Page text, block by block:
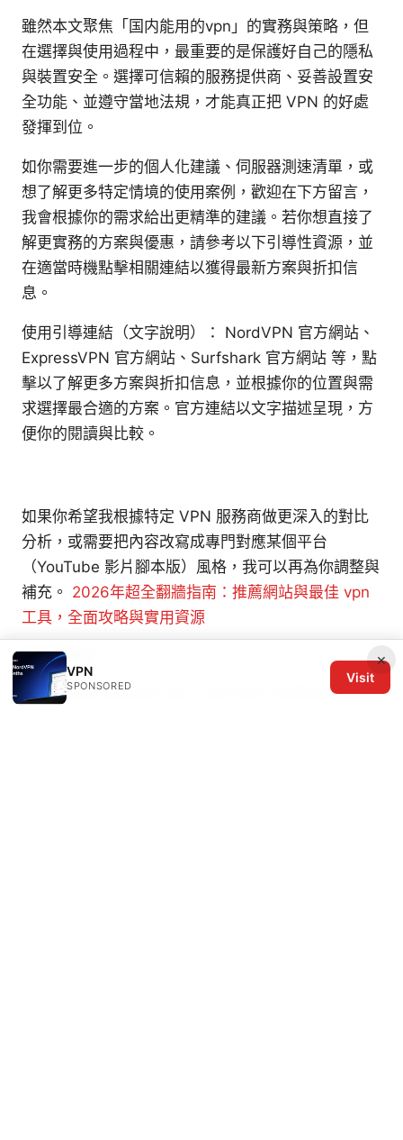
雖然本文聚焦「国内能用的vpn」的實務與策略，但
在選擇與使用過程中，最重要的是保護好自己的隱私
與裝置安全。選擇可信賴的服務提供商、妥善設置安
全功能、並遵守當地法規，才能真正把 VPN 的好處
發揮到位。
如你需要進一步的個人化建議、伺服器測速清單，或
想了解更多特定情境的使用案例，歡迎在下方留言，
我會根據你的需求給出更精準的建議。若你想直接了
解更實務的方案與優惠，請參考以下引導性資源，並
在適當時機點擊相關連結以獲得最新方案與折扣信
息。
使用引導連結（文字說明）： NordVPN 官方網站、
ExpressVPN 官方網站、Surfshark 官方網站 等，點
擊以了解更多方案與折扣信息，並根據你的位置與需
求選擇最合適的方案。官方連結以文字描述呈現，方
便你的閱讀與比較。
如果你希望我根據特定 VPN 服務商做更深入的對比
分析，或需要把內容改寫成專門對應某個平台
（YouTube 影片腳本版）風格，我可以再為你調整與
補充。 2026年超全翻牆指南：推薦網站與最佳 vpn
工具，全面攻略與實用資源
Sources:
How many devices can i use with surfshark vpn
×
VPN
SPONSORED
Visit